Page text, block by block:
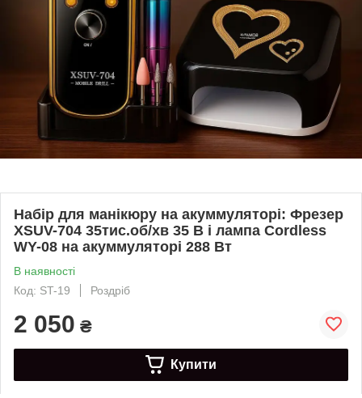
Набір для манікюру на акуммуляторі: Фрезер
XSUV-704 35тис.об/хв 35 В і лампа Cordless
WY-08 на акуммуляторі 288 Вт
В наявності
Код: ST-19
Роздріб
2 050 ₴
Купити